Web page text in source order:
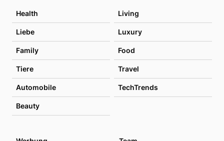
Health Living
Liebe Luxury
Family Food
Tiere Travel
Automobile TechTrends
Beauty